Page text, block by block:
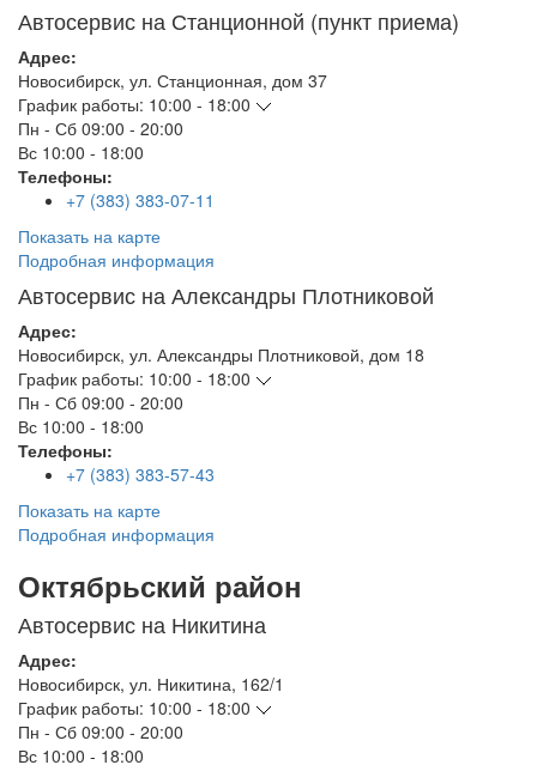
Автосервис на Станционной (пункт приема)
Адрес:
Новосибирск, ул. Станционная, дом 37
График работы: 10:00 - 18:00
Пн - Сб 09:00 - 20:00
Вс 10:00 - 18:00
Телефоны:
+7 (383) 383-07-11
Показать на карте
Подробная информация
Автосервис на Александры Плотниковой
Адрес:
Новосибирск, ул. Александры Плотниковой, дом 18
График работы: 10:00 - 18:00
Пн - Сб 09:00 - 20:00
Вс 10:00 - 18:00
Телефоны:
+7 (383) 383-57-43
Показать на карте
Подробная информация
Октябрьский район
Автосервис на Никитина
Адрес:
Новосибирск, ул. Никитина, 162/1
График работы: 10:00 - 18:00
Пн - Сб 09:00 - 20:00
Вс 10:00 - 18:00